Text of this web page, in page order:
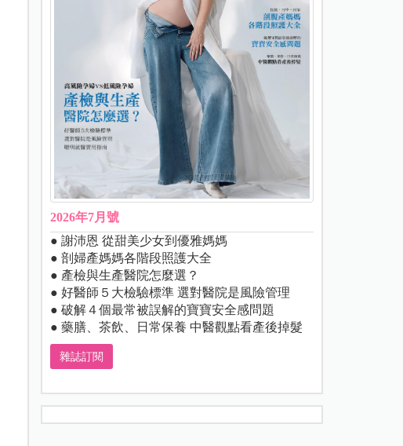
2026年7月號
● 謝沛恩 從甜美少女到優雅媽媽
● 剖婦產媽媽各階段照護大全
● 產檢與生產醫院怎麼選？
● 好醫師５大檢驗標準 選對醫院是風險管理
● 破解４個最常被誤解的寶寶安全感問題
● 藥膳、茶飲、日常保養 中醫觀點看產後掉髮
雜誌訂閱